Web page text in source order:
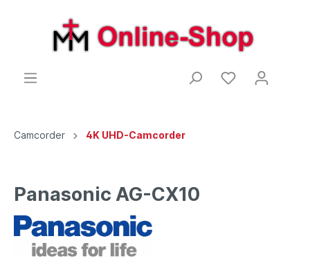
Camcorder 4K UHD-Camcorder
Panasonic AG-CX10